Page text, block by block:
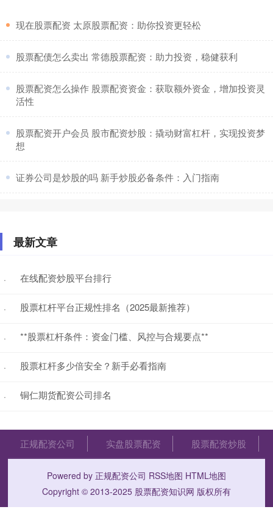
​现在股票配资 太原股票配资：助你投资更轻松
​股票配债怎么卖出 常德股票配资：助力投资，稳健获利
​股票配资怎么操作 股票配资资金：获取额外资金，增加投资灵
活性
​股票配资开户会员 股市配资炒股：撬动财富杠杆，实现投资梦
想
​证券公司是炒股的吗 新手炒股必备条件：入门指南
最新文章
· 在线配资炒股平台排行
· 股票杠杆平台正规性排名（2025最新推荐）
· **股票杠杆条件：资金门槛、风控与合规要点**
· 股票杠杆多少倍安全？新手必看指南
· 铜仁期货配资公司排名
正规配资公司 实盘股票配资 股票配资炒股
Powered by 正规配资公司 RSS地图 HTML地图
Copyright © 2013-2025 股票配资知识网 版权所有